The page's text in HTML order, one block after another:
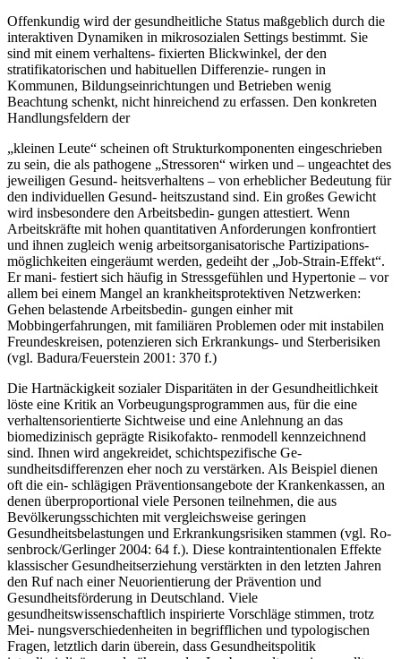
Offenkundig wird der gesundheitliche Status maßgeblich durch die
interaktiven Dynamiken in mikrosozialen Settings bestimmt. Sie
sind mit einem verhaltens- fixierten Blickwinkel, der den
stratifikatorischen und habituellen Differenzie- rungen in
Kommunen, Bildungseinrichtungen und Betrieben wenig
Beachtung schenkt, nicht hinreichend zu erfassen. Den konkreten
Handlungsfeldern der
„kleinen Leute“ scheinen oft Strukturkomponenten eingeschrieben
zu sein, die als pathogene „Stressoren“ wirken und – ungeachtet des
jeweiligen Gesund- heitsverhaltens – von erheblicher Bedeutung für
den individuellen Gesund- heitszustand sind. Ein großes Gewicht
wird insbesondere den Arbeitsbedin- gungen attestiert. Wenn
Arbeitskräfte mit hohen quantitativen Anforderungen konfrontiert
und ihnen zugleich wenig arbeitsorganisatorische Partizipations-
möglichkeiten eingeräumt werden, gedeiht der „Job-Strain-Effekt“.
Er mani- festiert sich häufig in Stressgefühlen und Hypertonie – vor
allem bei einem Mangel an krankheitsprotektiven Netzwerken:
Gehen belastende Arbeitsbedin- gungen einher mit
Mobbingerfahrungen, mit familiären Problemen oder mit instabilen
Freundeskreisen, potenzieren sich Erkrankungs- und Sterberisiken
(vgl. Badura/Feuerstein 2001: 370 f.)
Die Hartnäckigkeit sozialer Disparitäten in der Gesundheitlichkeit
löste eine Kritik an Vorbeugungsprogrammen aus, für die eine
verhaltensorientierte Sichtweise und eine Anlehnung an das
biomedizinisch geprägte Risikofakto- renmodell kennzeichnend
sind. Ihnen wird angekreidet, schichtspezifische Ge-
sundheitsdifferenzen eher noch zu verstärken. Als Beispiel dienen
oft die ein- schlägigen Präventionsangebote der Krankenkassen, an
denen überproportional viele Personen teilnehmen, die aus
Bevölkerungsschichten mit vergleichsweise geringen
Gesundheitsbelastungen und Erkrankungsrisiken stammen (vgl. Ro-
senbrock/Gerlinger 2004: 64 f.). Diese kontraintentionalen Effekte
klassischer Gesundheitserziehung verstärkten in den letzten Jahren
den Ruf nach einer Neuorientierung der Prävention und
Gesundheitsförderung in Deutschland. Viele
gesundheitswissenschaftlich inspirierte Vorschläge stimmen, trotz
Mei- nungsverschiedenheiten in begrifflichen und typologischen
Fragen, letztlich darin überein, dass Gesundheitspolitik